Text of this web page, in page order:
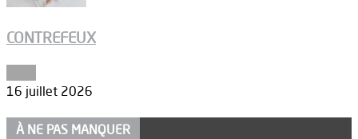
CONTREFEUX
16 juillet 2026
À NE PAS MANQUER